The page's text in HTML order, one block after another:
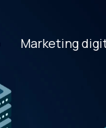
Marketing